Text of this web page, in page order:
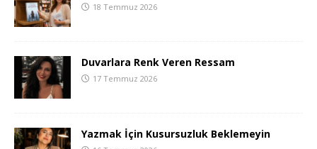
18 Temmuz 2026
Duvarlara Renk Veren Ressam
17 Temmuz 2026
Yazmak İçin Kusursuzluk Beklemeyin